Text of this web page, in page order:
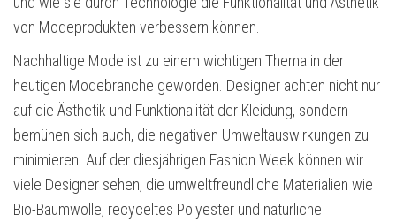
von Modeprodukten verbessern können.
Nachhaltige Mode ist zu einem wichtigen Thema in der
heutigen Modebranche geworden. Designer achten nicht nur
auf die Ästhetik und Funktionalität der Kleidung, sondern
bemühen sich auch, die negativen Umweltauswirkungen zu
minimieren. Auf der diesjährigen Fashion Week können wir
viele Designer sehen, die umweltfreundliche Materialien wie
Bio-Baumwolle, recyceltes Polyester und natürliche